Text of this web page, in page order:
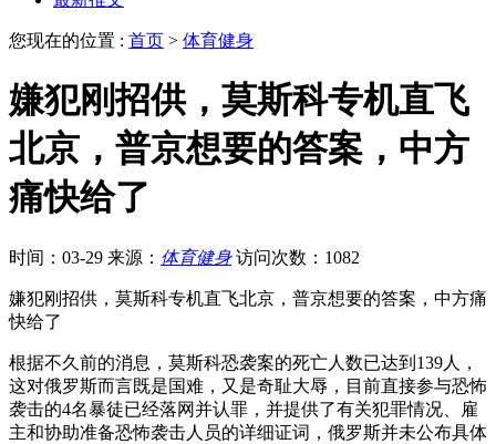
您现在的位置 : 首页 > 体育健身
嫌犯刚招供，莫斯科专机直飞
北京，普京想要的答案，中方
痛快给了
时间：03-29 来源： 体育健身 访问次数：1082
嫌犯刚招供，莫斯科专机直飞北京，普京想要的答案，中方痛
快给了
根据不久前的消息，莫斯科恐袭案的死亡人数已达到139人，
这对俄罗斯而言既是国难，又是奇耻大辱，目前直接参与恐怖
袭击的4名暴徒已经落网并认罪，并提供了有关犯罪情况、雇
主和协助准备恐怖袭击人员的详细证词，俄罗斯并未公布具体